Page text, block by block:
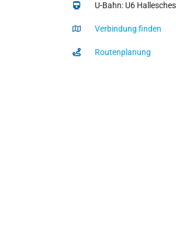
U-Bahn: U6
Verbindung finden
Routenplanung